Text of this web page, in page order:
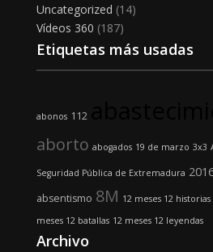
Uncategorized (14)
Vídeos 360 (187)
Etiquetas más usadas
abonos 112
aborto abogados 19 de marzo 3x3
Seguridad Pública de Extremadura
absentismo 8M 12 meses 12 historias
meses 12 batallas 12 meses 12 leyendas
Archivo